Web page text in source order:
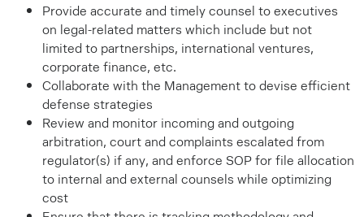
Provide accurate and timely counsel to executives
on legal-related matters which include but not
limited to partnerships, international ventures,
corporate finance, etc.
Collaborate with the Management to devise efficient
defense strategies
Review and monitor incoming and outgoing
arbitration, court and complaints escalated from
regulator(s) if any, and enforce SOP for file allocation
to internal and external counsels while optimizing
cost